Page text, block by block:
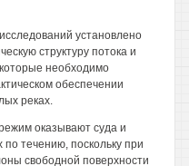
установлено
структуру потока и
необходимо
обеспечении
реках.
оказывают суда и
течению, поскольку при
свободной поверхности